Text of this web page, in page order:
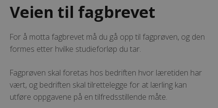
Veien til fagbrevet
For å motta fagbrevet må du gå opp til fagprøven, og den
formes etter hvilke studieforløp du tar.
Fagprøven skal foretas hos bedriften hvor læretiden har
vært, og bedriften skal tilrettelegge for at lærling kan
utføre oppgavene på en tilfredsstillende måte.